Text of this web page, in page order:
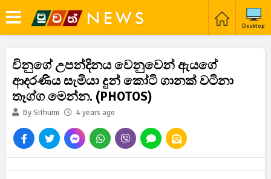
Desktop
විනුගේ උපන්දිනය වෙනුවෙන් ඇයගේ
ආදරණිය සැමියා දුන් කෝටි ගානක් වටිනා
තෑග්ග මෙන්න. (PHOTOS)
By Sithumi 4 years ago